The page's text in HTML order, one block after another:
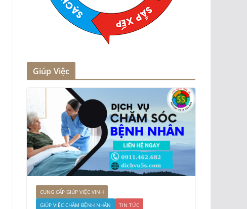
Giúp Việc
CUNG CẤP GIÚP VIỆC VINH
GIÚP VIỆC CHĂM BỆNH NHÂN
TIN TỨC